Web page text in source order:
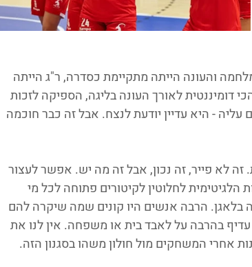
והעונה הייתה מתקיימת כסדרה, ר"ג הייתה
דומיננטית לאורך העונה בליגה, הספיקה לזכות
עליה - היא עדיין יודעת לנצח. אבל זה כבר חוכמה
לא פייר, זה נכון, אבל זה מה יש. אפשר לעצור
לחלוטין לקיטורים פתוחה לכל מי
הרבה אנשים היו קונים שמה שיקרה להם
בהרבה על לאבד בית או משפחה. אין לנו את
אחרי המשחקים מול חולון משהו בסגנון הזה.